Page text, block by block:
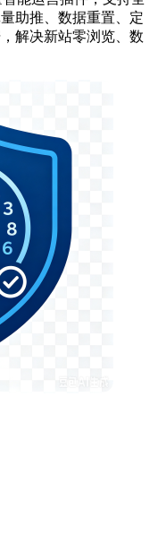
助推、数据重置、定
解决新站零浏览、数